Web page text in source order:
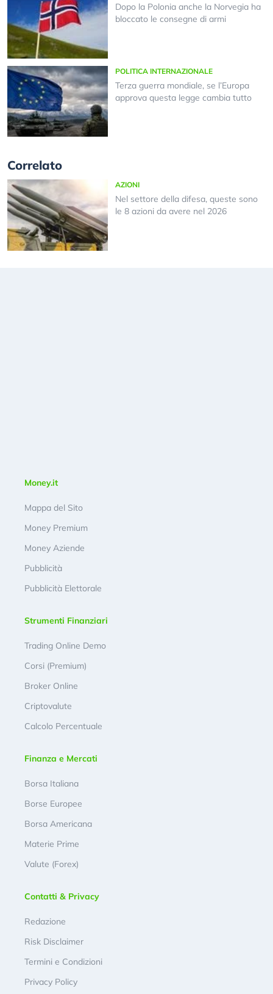
Dopo la Polonia anche la Norvegia ha
bloccato le consegne di armi
POLITICA INTERNAZIONALE
Terza guerra mondiale, se l’Europa
approva questa legge cambia tutto
Correlato
AZIONI
Nel settore della difesa, queste sono
le 8 azioni da avere nel 2026
Money.it
Mappa del Sito
Money Premium
Money Aziende
Pubblicità
Pubblicità Elettorale
Strumenti Finanziari
Trading Online Demo
Corsi (Premium)
Broker Online
Criptovalute
Calcolo Percentuale
Finanza e Mercati
Borsa Italiana
Borse Europee
Borsa Americana
Materie Prime
Valute (Forex)
Contatti & Privacy
Redazione
Risk Disclaimer
Termini e Condizioni
Privacy Policy